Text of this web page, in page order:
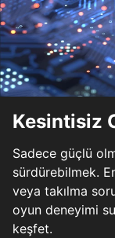
Kesintisiz
Sadece güçlü
sürdürebilmek.
veya takılma
oyun deneyimi
keşfet.